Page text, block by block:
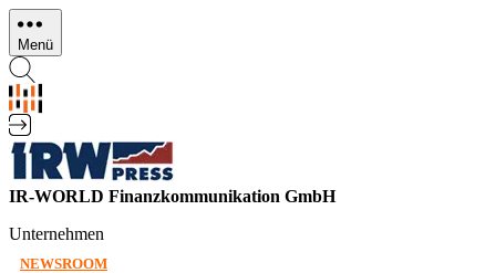
Direkt
zum
Inhalt
Menü
IR-WORLD Finanzkommunikation GmbH
Unternehmen
NEWSROOM